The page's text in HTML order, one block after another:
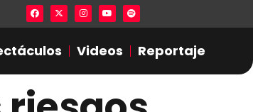
Lista en excel expone presuntas
Videos Reportaje